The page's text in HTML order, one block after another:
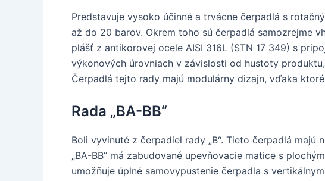
Predstavuje vysoko účinné a trvácne čerpadlá s
až do 20 barov. Okrem toho sú čerpadlá samozrejme
plášť z antikorovej ocele AISI 316L (STN 17 349) s
výkonových úrovniach v závislosti od hustoty
Čerpadlá tejto rady majú modulárny dizajn, vďaka
Rada „BA-BB“
Boli vyvinuté z čerpadiel rady „B“. Tieto čerpadlá
„BA-BB“ má zabudované upevňovacie matice s
umožňuje úplné samovypustenie čerpadla s